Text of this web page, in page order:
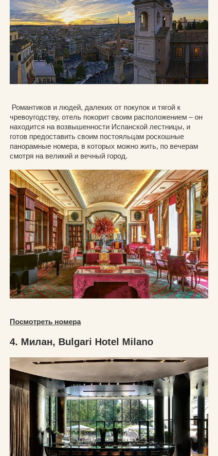
Романтиков и людей, далеких от покупок и тягой к
чревоугодству, отель покорит своим расположением – он
находится на возвышенности Испанской лестницы, и
готов предоставить своим постояльцам роскошные
панорамные номера, в которых можно жить, по вечерам
смотря на великий и вечный город.
Посмотреть номера
4. Милан, Bulgari Hotel Milano